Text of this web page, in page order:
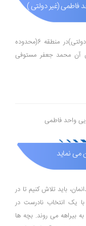
فاطمی (غیر دولتی )
مدرسهعلامه طباطبایی واحد فاطمی پسرانه(غیر دولتی)در منطقه 6(محدوده
آن محمد جعفر مستوفی
واحد فاطمی
می نماید
باید تلاش کنیم تا در
یک انتخاب نادرست در
بیراهه می روند. بچه ها